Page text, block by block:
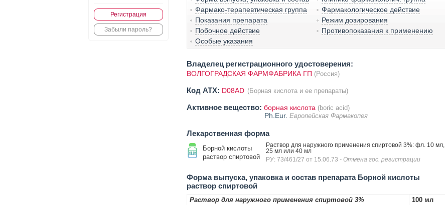
Регистрация
Забыли пароль?
Фармако-терапевтическая группа
Фармакологическое действие
Показания препарата
Режим дозирования
Побочное действие
Противопоказания к применению
Особые указания
Владелец регистрационного удостоверения:
ВОЛГОГРАДСКАЯ ФАРМФАБРИКА ГП (Россия)
Код ATX: D08AD (Борная кислота и ее препараты)
Активное вещество: борная кислота (boric acid)
Ph.Eur. Европейская Фармакопея
Лекарственная форма
Борной кислоты
раствор спиртовой
Раствор для наружного применения спиртовой 3%: фл. 10 мл,
25 мл или 40 мл
РУ: 73/461/27 от 15.06.73 - Отмена гос. регистрации
Форма выпуска, упаковка и состав препарата Борной кислоты
раствор спиртовой
Раствор для наружного применения спиртовой 3%
100 мл